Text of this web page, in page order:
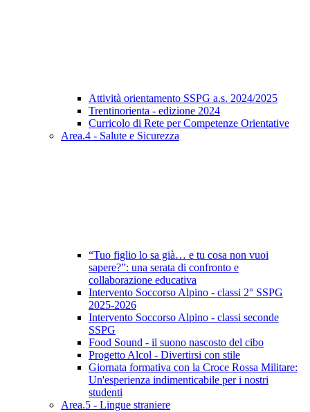
Attività orientamento SSPG a.s. 2024/2025
Trentinorienta - edizione 2024
Curricolo di Rete per Competenze Orientative
Area.4 - Salute e Sicurezza
“Tuo figlio lo sa già… e tu cosa non vuoi
sapere?”: una serata di confronto e
collaborazione educativa
Intervento Soccorso Alpino - classi 2° SSPG
2025-2026
Intervento Soccorso Alpino - classi seconde
SSPG
Food Sound - il suono nascosto del cibo
Progetto Alcol - Divertirsi con stile
Giornata formativa con la Croce Rossa Militare:
Un'esperienza indimenticabile per i nostri
studenti
Area.5 - Lingue straniere